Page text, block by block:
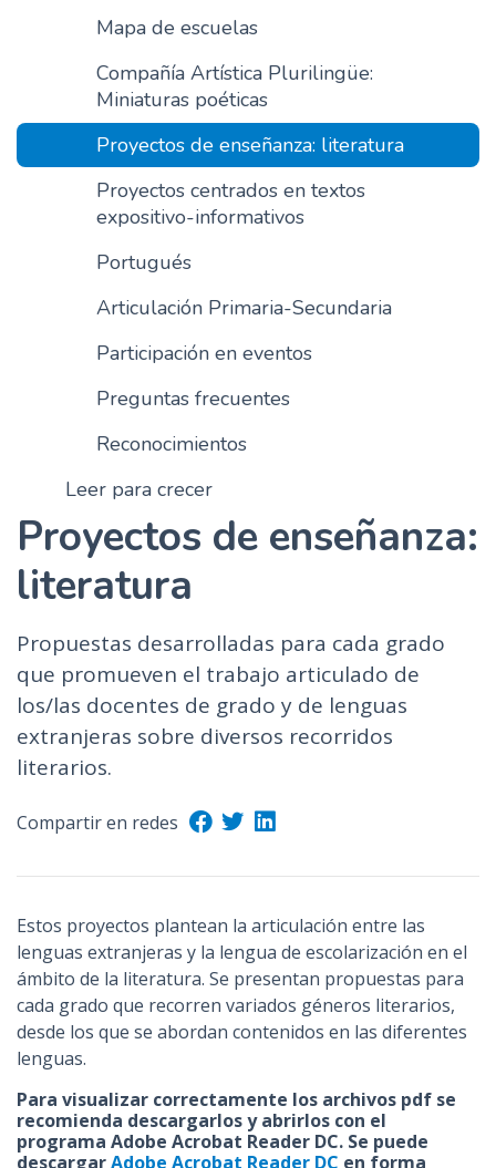
a
l
Mapa de escuelas
Compañía Artística Plurilingüe:
Miniaturas poéticas
Proyectos de enseñanza: literatura
Proyectos centrados en textos
expositivo-informativos
Portugués
Articulación Primaria-Secundaria
Participación en eventos
Preguntas frecuentes
Reconocimientos
Leer para crecer
Proyectos de enseñanza:
literatura
Propuestas desarrolladas para cada grado
que promueven el trabajo articulado de
los/las docentes de grado y de lenguas
extranjeras sobre diversos recorridos
literarios.
Compartir en redes
Estos proyectos plantean la articulación entre las
lenguas extranjeras y la lengua de escolarización en el
ámbito de la literatura. Se presentan propuestas para
cada grado que recorren variados géneros literarios,
desde los que se abordan contenidos en las diferentes
lenguas.
Para visualizar correctamente los archivos pdf se
recomienda descargarlos y abrirlos con el
programa Adobe Acrobat Reader DC. Se puede
descargarAdobe Acrobat Reader DC en forma